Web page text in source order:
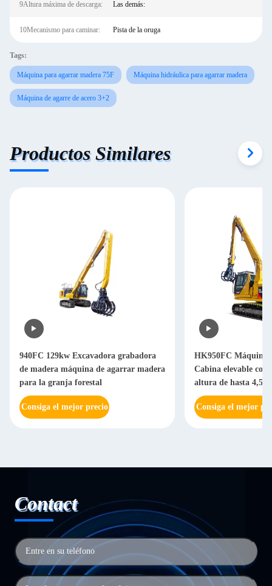
9Altura máxima de descarga: Las demás:
10Mecanismo para caminar: Pista de la oruga
Tags:
Máquina para agarrar madera 75F Máquina hidráulica para agarrar madera
Máquina de agarre de acero 3+2
Productos Similares
940FC 129kw Excavadora grabadora
de madera máquina de agarrar madera
para la granja forestal
Consiga el mejor precio
HK950FC Máquina
Cabina elevable con
altura de hasta 4,5
suelo
Consiga el mejor
Contact